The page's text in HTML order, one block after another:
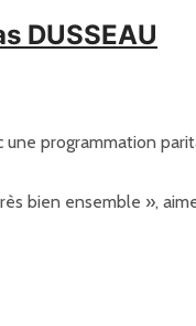
DUSSEAU
programmation
bien ensemble »,